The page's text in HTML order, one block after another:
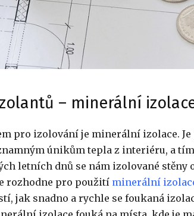
– minerální
pro izolování je minerální izolace.
únikům tepla z interiéru, a
letních dnů se nám izolované
rozhodne pro použití minerální
jak snadno a rychle se foukaná